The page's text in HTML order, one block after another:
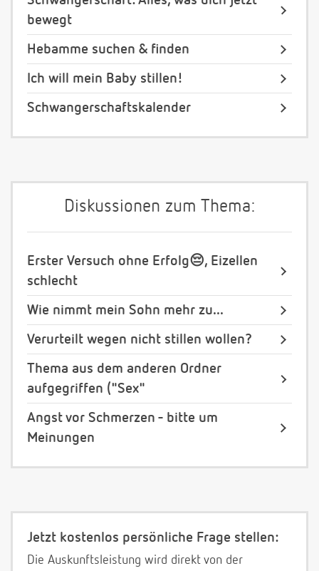
bewegt
Hebamme suchen & finden
Ich will mein Baby stillen!
Schwangerschaftskalender
Diskussionen zum Thema:
Erster Versuch ohne Erfolg😔, Eizellen
schlecht
Wie nimmt mein Sohn mehr zu...
Verurteilt wegen nicht stillen wollen?
Thema aus dem anderen Ordner
aufgegriffen ("Sex"
Angst vor Schmerzen - bitte um
Meinungen
Jetzt kostenlos persönliche Frage stellen:
Die Auskunftsleistung wird direkt von der